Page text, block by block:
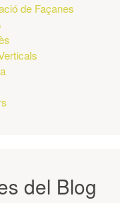
de Façanes
del Blog